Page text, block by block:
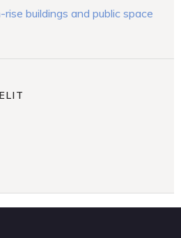
buildings and public space